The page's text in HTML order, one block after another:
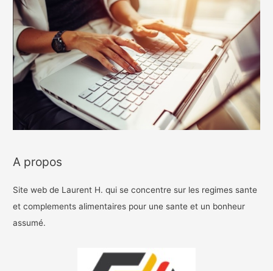
A propos
Site web de Laurent H. qui se concentre sur les regimes sante
et complements alimentaires pour une sante et un bonheur
assumé.